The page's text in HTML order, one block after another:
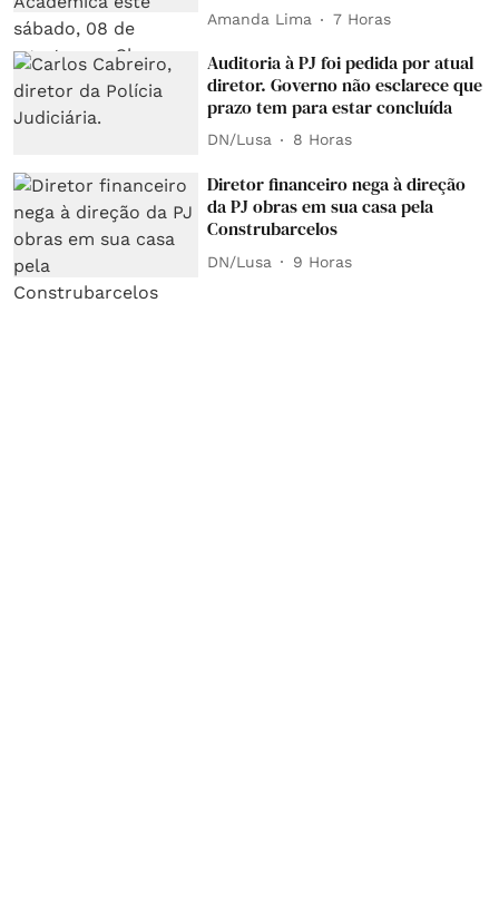
Amanda Lima 7 Horas
Auditoria à PJ foi pedida por atual
diretor. Governo não esclarece que
prazo tem para estar concluída
DN/Lusa 8 Horas
Diretor financeiro nega à direção
da PJ obras em sua casa pela
Construbarcelos
DN/Lusa 9 Horas